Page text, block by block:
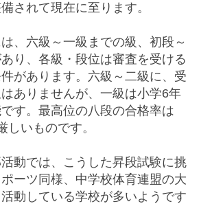
はありません
されて現在に至ります。
、六級～一級までの級、初段～
り、各級・段位は審査を受ける
があります。六級～二級に、受
ありませんが、一級は小学6年
す。最高位の八段の合格率は
しいものです。
動では、こうした昇段試験に挑
ーツ同様、中学校体育連盟の大
動している学校が多いようです